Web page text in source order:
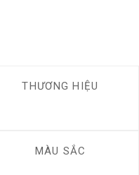
THƯƠNG HIỆU
MÀU SẮC